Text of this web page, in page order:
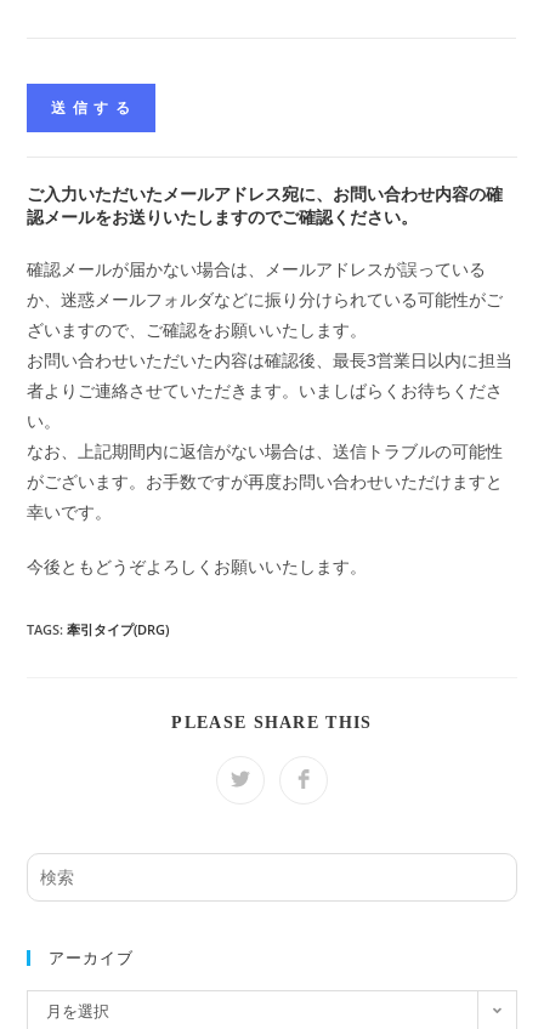
ご入力いただいたメールアドレス宛に、お問い合わせ内容の確
認メールをお送りいたしますのでご確認ください。
確認メールが届かない場合は、メールアドレスが誤っている
か、迷惑メールフォルダなどに振り分けられている可能性がご
ざいますので、ご確認をお願いいたします。
お問い合わせいただいた内容は確認後、最長3営業日以内に担当
者よりご連絡させていただきます。いましばらくお待ちくださ
い。
なお、上記期間内に返信がない場合は、送信トラブルの可能性
がございます。お手数ですが再度お問い合わせいただけますと
幸いです。
今後ともどうぞよろしくお願いいたします。
TAGS:牽引タイプ(DRG)
PLEASE SHARE THIS
Opens
window
Opens
window
サ
イ
内
検
アーカイブ
月を選択